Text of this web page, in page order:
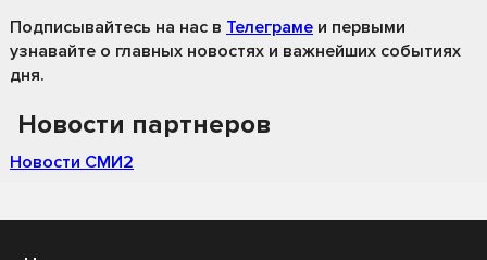
Подписывайтесь на нас в Телеграме и первыми
узнавайте о главных новостях и важнейших событиях
дня.
Новости партнеров
Новости СМИ2